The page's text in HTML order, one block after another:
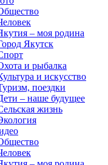
– моя родина
Якутск
и рыбалка
и искусство
поездки
– наше будущее
жизнь